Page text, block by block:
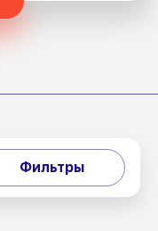
Фильтры